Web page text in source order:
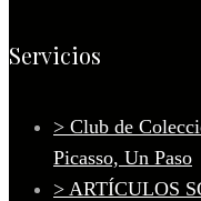
Servicios
> Club de
Picasso, Un Paso
> ARTÍCULOS